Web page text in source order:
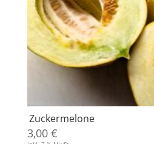
Zuckermelone
3,00 €